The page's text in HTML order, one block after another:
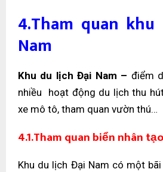
4.Tham quan
Nam
Khu du lịch Đại Nam – điểm
nhiều hoạt động du lịch thu
xe mô tô, tham quan vườn thú…
4.1.Tham quan biển nhân tạo
Khu du lịch Đại Nam có một